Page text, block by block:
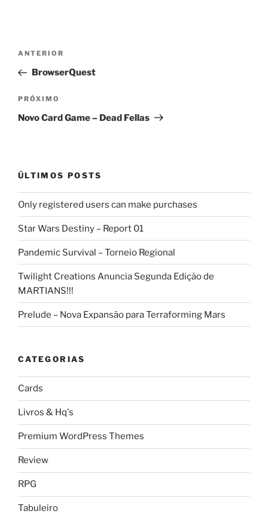
Navegação
Post
Post
anterior
ANTERIOR
BrowserQuest
Próximo
post
PRÓXIMO
Novo Card Game – Dead Fellas
ÚLTIMOS POSTS
Only registered users can make purchases
Star Wars Destiny – Report 01
Pandemic Survival – Torneio Regional
Twilight Creations Anuncia Segunda Edição de
MARTIANS!!!
Prelude – Nova Expansão para Terraforming Mars
CATEGORIAS
Cards
Livros & Hq's
Premium WordPress Themes
Review
RPG
Tabuleiro